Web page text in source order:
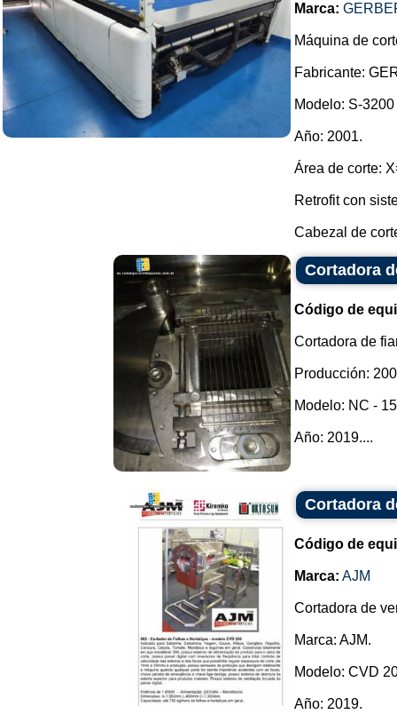
Marca:
Máquina de
Fabricante:
Modelo: S-
Año: 2001.
Área de corte:
Retrofit con
Cabezal de
Cortadora
Código de
Cortadora de
Producción:
Modelo: NC -
Año: 2019....
Cortadora
Código de
Marca: AJM
Cortadora de
Marca: AJM.
Modelo: CVD
Año: 2019.